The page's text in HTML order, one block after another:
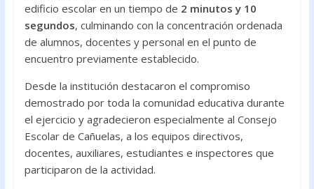
edificio escolar en un tiempo de 2 minutos y 10
segundos, culminando con la concentración ordenada
de alumnos, docentes y personal en el punto de
encuentro previamente establecido.
Desde la institución destacaron el compromiso
demostrado por toda la comunidad educativa durante
el ejercicio y agradecieron especialmente al Consejo
Escolar de Cañuelas, a los equipos directivos,
docentes, auxiliares, estudiantes e inspectores que
participaron de la actividad.